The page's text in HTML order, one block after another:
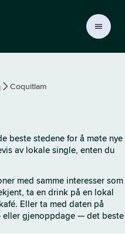
Coquitlam
beste stedene for å møte nye
av lokale single, enten du
med samme interesser som
ta en drink på en lokal
Eller ta med daten på
gjenoppdage — det beste